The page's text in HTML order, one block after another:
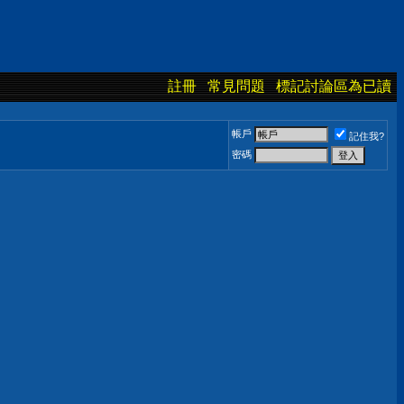
註冊 常見問題 標記討論區為已讀
帳戶
記住我?
密碼